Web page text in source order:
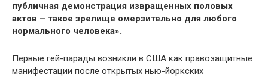
публичная демонстрация извращенных половых
актов – такое зрелище омерзительно для любого
нормального человека».
Первые гей-парады возникли в США как правозащитные
манифестации после открытых нью-йоркских